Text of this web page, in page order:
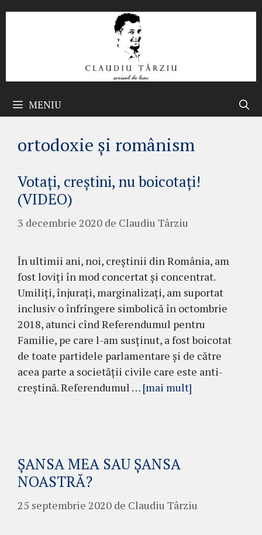
MENIU
ortodoxie și românism
Votați, creștini, nu boicotați!
(VIDEO)
3 decembrie 2020 de Claudiu Târziu
În ultimii ani, noi, creștinii din România, am
fost loviți în mod concertat și concentrat.
Umiliți, înjurați, marginalizați, am suportat
inclusiv o înfrîngere simbolică în octombrie
2018, atunci cînd Referendumul pentru
Familie, pe care l-am susținut, a fost boicotat
de toate partidele parlamentare și de către
acea parte a societății civile care este anti-
creștină. Referendumul … [mai mult]
ȘANSA MEA SAU ȘANSA
NOASTRĂ?
25 septembrie 2020 de Claudiu Târziu